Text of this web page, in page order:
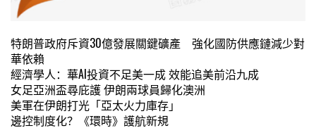
特朗普政府斥資30億發展關鍵礦產 強化國防供應鏈減少對
華依賴
經濟學人：華AI投資不足美一成 效能追美前沿九成
女足亞洲盃尋庇護 伊朗兩球員歸化澳洲
美軍在伊朗打光「亞太火力庫存」
邊控制度化？《環時》護航新規